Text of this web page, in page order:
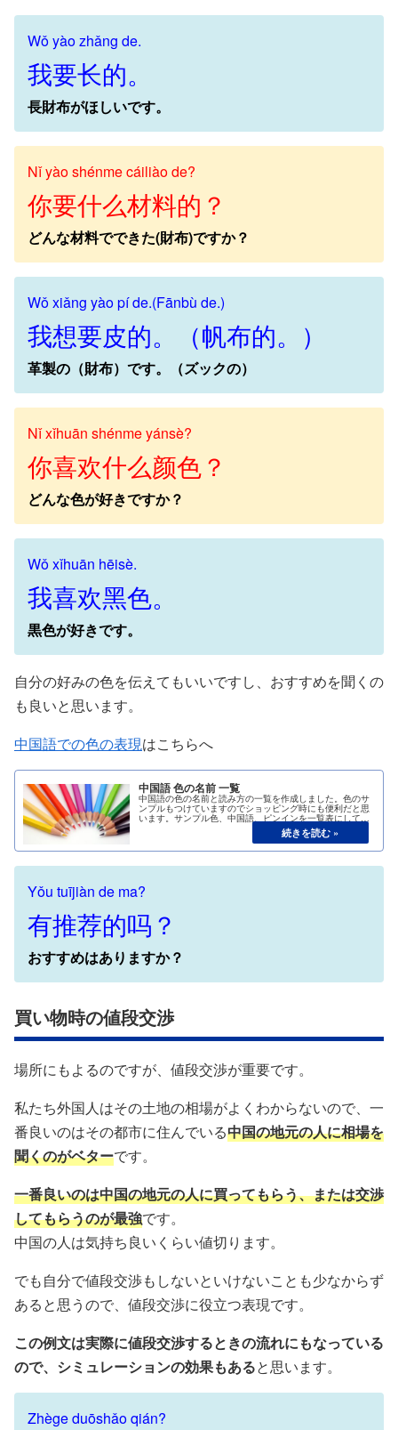
Wǒ yào zhǎng de.
我要长的。
長財布がほしいです。
Nǐ yào shénme cáiliào de?
你要什么材料的？
どんな材料でできた(財布)ですか？
Wǒ xiǎng yào pí de.(Fānbù de.)
我想要皮的。（帆布的。）
革製の（財布）です。（ズックの）
Nǐ xǐhuān shénme yánsè?
你喜欢什么颜色？
どんな色が好きですか？
Wǒ xǐhuān hēisè.
我喜欢黑色。
黒色が好きです。
自分の好みの色を伝えてもいいですし、おすすめを聞くの
も良いと思います。
中国語での色の表現はこちらへ
中国語 色の名前 一覧
中国語の色の名前と読み方の一覧を作成しました。色のサ
ンプルもつけていますのでショッピング時にも便利だと思
います。サンプル色、中国語、ピンインを一覧表にしてい
ますので保存版としてご利用いただけます。
Yǒu tuījiàn de ma?
有推荐的吗？
おすすめはありますか？
買い物時の値段交渉
場所にもよるのですが、値段交渉が重要です。
私たち外国人はその土地の相場がよくわからないので、一
番良いのはその都市に住んでいる中国の地元の人に相場を
聞くのがベターです。
一番良いのは中国の地元の人に買ってもらう、または交渉
してもらうのが最強です。
中国の人は気持ち良いくらい値切ります。
でも自分で値段交渉もしないといけないことも少なからず
あると思うので、値段交渉に役立つ表現です。
この例文は実際に値段交渉するときの流れにもなっている
ので、シミュレーションの効果もあると思います。
Zhège duōshǎo qián?